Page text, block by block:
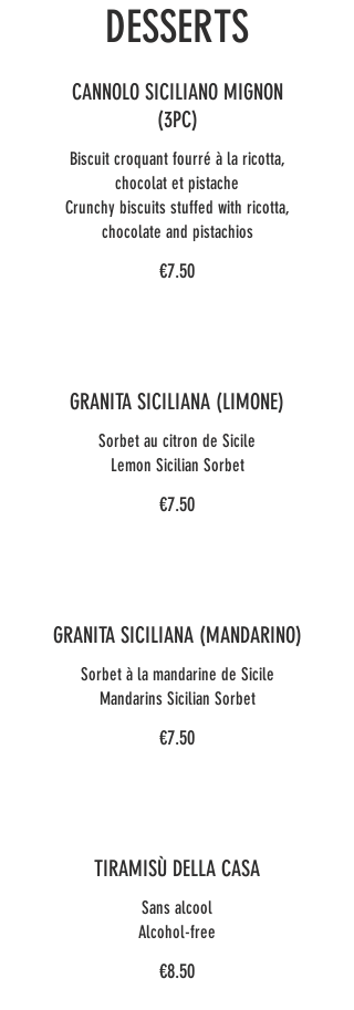
DESSERTS
CANNOLO SICILIANO MIGNON
(3PC)
Biscuit croquant fourré à la ricotta,
chocolat et pistache
Crunchy biscuits stuffed with ricotta,
chocolate and pistachios
€7.50
GRANITA SICILIANA (LIMONE)
Sorbet au citron de Sicile
Lemon Sicilian Sorbet
€7.50
GRANITA SICILIANA (MANDARINO)
Sorbet à la mandarine de Sicile
Mandarins Sicilian Sorbet
€7.50
TIRAMISÙ DELLA CASA
Sans alcool
Alcohol-free
€8.50